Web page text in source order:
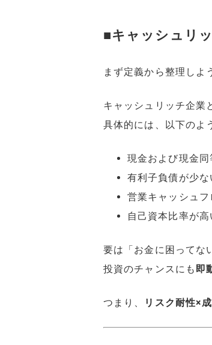
■キャッシュリ
まず定義から整理しよ
キャッシュリッチ企業
具体的には、以下のよ
現金および現金
有利子負債が少
営業キャッシュ
自己資本比率が高
要は「お金に困ってな
投資のチャンスにも 即
つまり、 リスク耐性×